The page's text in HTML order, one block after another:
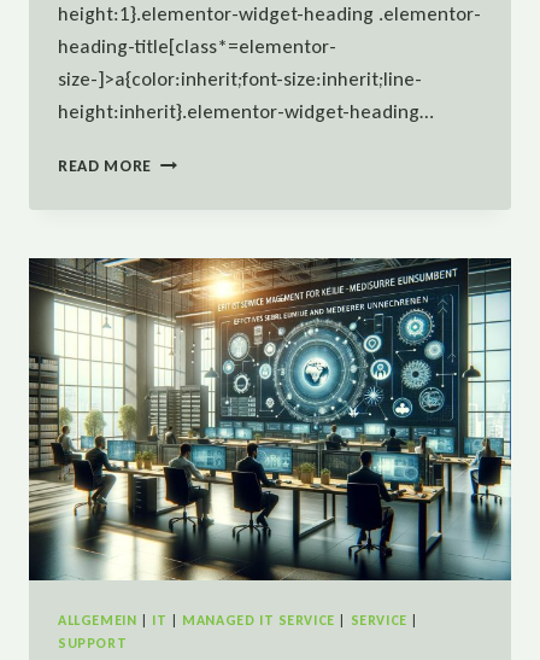
height:1}.elementor-widget-heading .elementor-
heading-title[class*=elementor-
size-]>a{color:inherit;font-size:inherit;line-
height:inherit}.elementor-widget-heading…
READ MORE IHR
ANTRIEB
–
IT-
LÖSUNGEN
VON
ICTE
ALLGEMEIN | IT | MANAGED IT SERVICE | SERVICE |
SUPPORT